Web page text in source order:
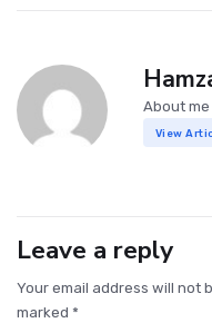
About me
View
Leave a reply
Your email address will not
marked *